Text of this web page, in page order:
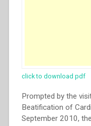
click to download pdf
Prompted by the
Beatification of
September 2010,